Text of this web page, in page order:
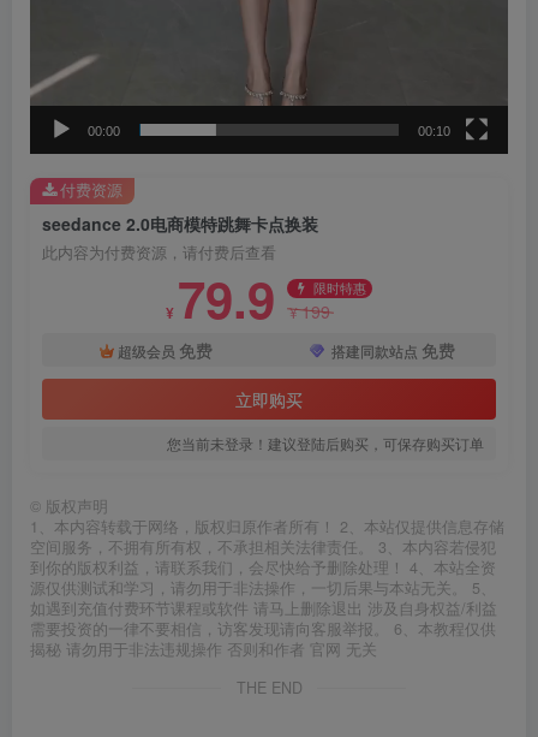
00:00 00:10
seedance 2.0电商模特跳舞卡点换装
此内容为付费资源，请付费后查看
¥ 79.9 限时特惠
¥199
超级会员 免费 搭建同款站点 免费
立即购买
您当前未登录！建议登陆后购买，可保存购买订单
付费资源
© 版权声明
1、本内容转载于网络，版权归原作者所有！ 2、本站仅提供信息存储
空间服务，不拥有所有权，不承担相关法律责任。 3、本内容若侵犯
到你的版权利益，请联系我们，会尽快给予删除处理！ 4、本站全资
源仅供测试和学习，请勿用于非法操作，一切后果与本站无关。 5、
如遇到充值付费环节课程或软件 请马上删除退出 涉及自身权益/利益
需要投资的一律不要相信，访客发现请向客服举报。 6、本教程仅供
揭秘 请勿用于非法违规操作 否则和作者 官网 无关
THE END